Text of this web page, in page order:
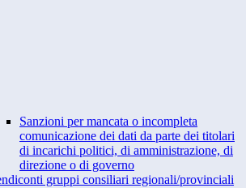
Sanzioni per mancata o incompleta
comunicazione dei dati da parte dei titolari
di incarichi politici, di amministrazione, di
direzione o di governo
gruppi consiliari regionali/provinciali